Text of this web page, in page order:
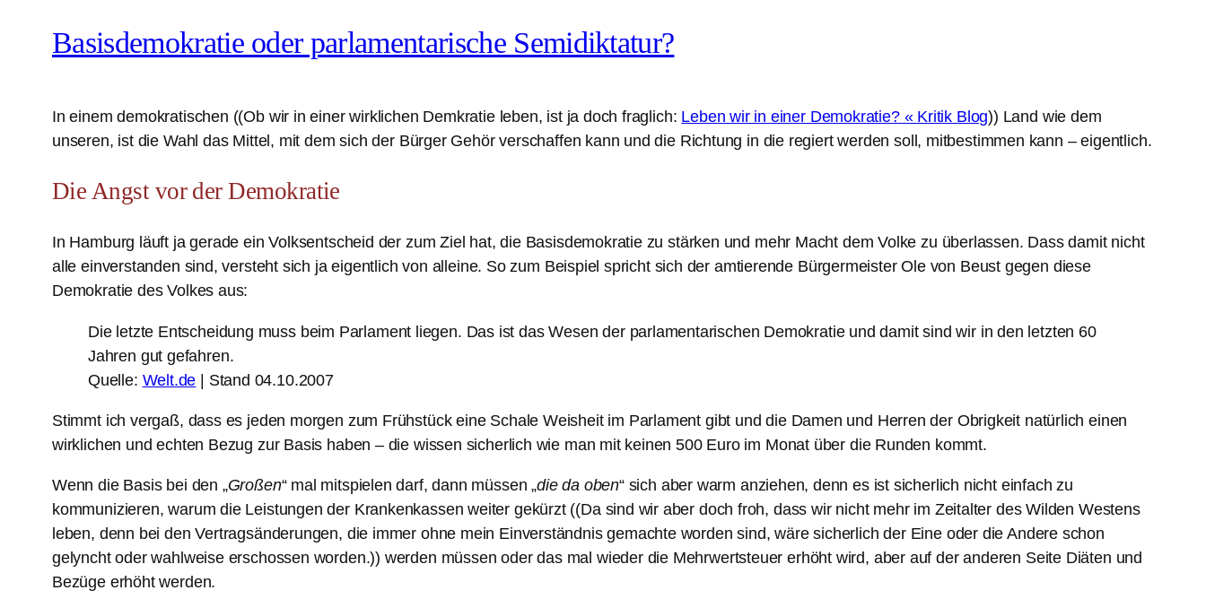
Basisdemokratie oder parlamentarische Semidiktatur?
In einem demokratischen ((Ob wir in einer wirklichen Demkratie leben, ist ja doch fraglich: Leben wir in einer Demokratie? « Kritik Blog)) Land wie dem
unseren, ist die Wahl das Mittel, mit dem sich der Bürger Gehör verschaffen kann und die Richtung in die regiert werden soll, mitbestimmen kann – eigentlich.
Die Angst vor der Demokratie
In Hamburg läuft ja gerade ein Volksentscheid der zum Ziel hat, die Basisdemokratie zu stärken und mehr Macht dem Volke zu überlassen. Dass damit nicht
alle einverstanden sind, versteht sich ja eigentlich von alleine. So zum Beispiel spricht sich der amtierende Bürgermeister Ole von Beust gegen diese
Demokratie des Volkes aus:
Die letzte Entscheidung muss beim Parlament liegen. Das ist das Wesen der parlamentarischen Demokratie und damit sind wir in den letzten 60
Jahren gut gefahren.
Quelle: Welt.de | Stand 04.10.2007
Stimmt ich vergaß, dass es jeden morgen zum Frühstück eine Schale Weisheit im Parlament gibt und die Damen und Herren der Obrigkeit natürlich einen
wirklichen und echten Bezug zur Basis haben – die wissen sicherlich wie man mit keinen 500 Euro im Monat über die Runden kommt.
Wenn die Basis bei den „Großen“ mal mitspielen darf, dann müssen „die da oben“ sich aber warm anziehen, denn es ist sicherlich nicht einfach zu
kommunizieren, warum die Leistungen der Krankenkassen weiter gekürzt ((Da sind wir aber doch froh, dass wir nicht mehr im Zeitalter des Wilden Westens
leben, denn bei den Vertragsänderungen, die immer ohne mein Einverständnis gemachte worden sind, wäre sicherlich der Eine oder die Andere schon
gelyncht oder wahlweise erschossen worden.)) werden müssen oder das mal wieder die Mehrwertsteuer erhöht wird, aber auf der anderen Seite Diäten und
Bezüge erhöht werden.